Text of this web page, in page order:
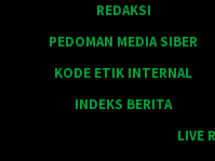
REDAKSI
PEDOMAN MEDIA SIBER
KODE ETIK INTERNAL
INDEKS BERITA
LIVE